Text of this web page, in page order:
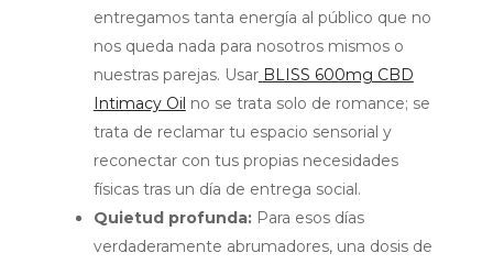
entregamos tanta energía al público que no
nos queda nada para nosotros mismos o
nuestras parejas. Usar BLISS 600mg CBD
Intimacy Oil no se trata solo de romance; se
trata de reclamar tu espacio sensorial y
reconectar con tus propias necesidades
físicas tras un día de entrega social.
Quietud profunda:Para esos días
verdaderamente abrumadores, una dosis de